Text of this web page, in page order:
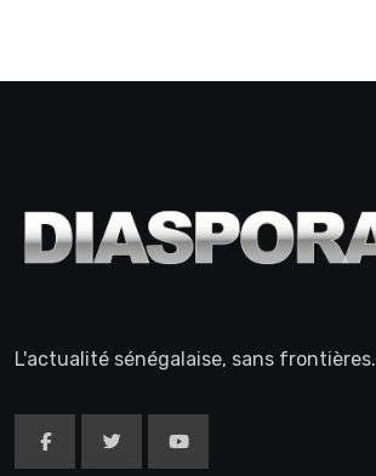
L'actualité sénégalaise, sans frontières.